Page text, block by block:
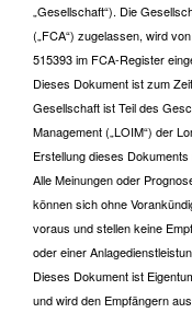
„Gesellschaft“). Die
(„FCA“) zugelassen, wird
515393 im FCA-Register
Dieses Dokument ist zum
Gesellschaft ist Teil des
Management („LOIM“) der
Erstellung dieses
Alle Meinungen oder
können sich ohne
voraus und stellen keine
oder einer
Dieses Dokument ist
und wird den Empfängern